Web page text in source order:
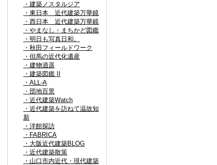
・建築ノスタルジア
・東日本 近代建築万華鏡
・西日本 近代建築万華鏡
・やまなし・まちかど図鑑
・明日も写真日和。
・秋田フィールドワーク
・但馬の近代化遺産
・建物逍遥
・建築図鑑 II
・ALL-A
・団地百景
・近代建築Watch
・近代建築を訪ねて温故知
新
・洋館探訪
・FABRICA
・大阪近代建築BLOG
・近代建築散策
・山口市内近代・現代建築